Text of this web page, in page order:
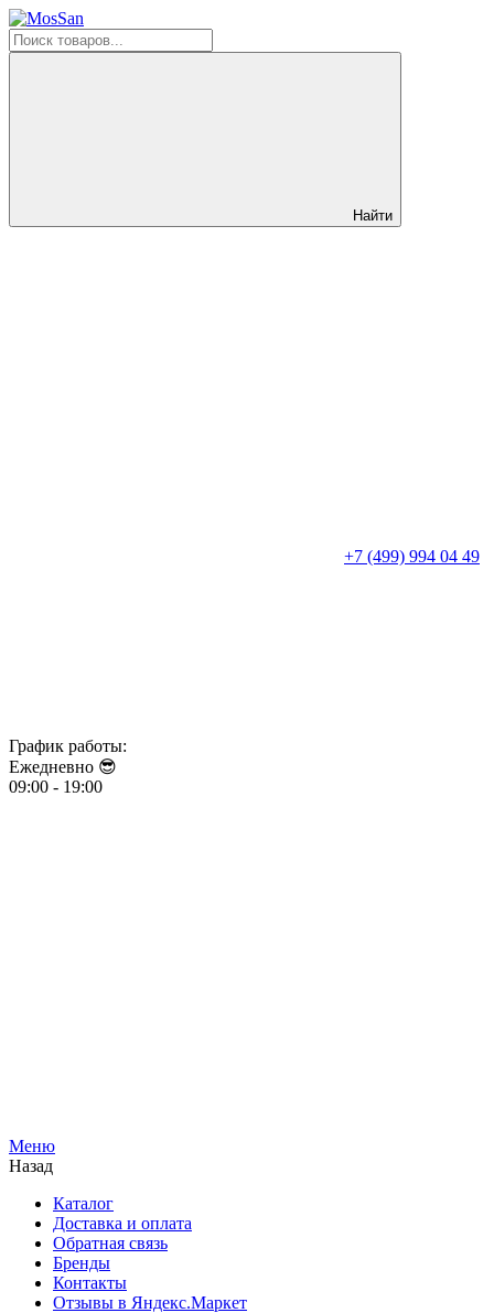
Найти
+7 (499) 994 04 49
График работы:
Ежедневно 😎​​​​​​​
09:00 - 19:00
Меню
Назад
Каталог
Доставка и оплата
Обратная связь
Бренды
Контакты
Отзывы в Яндекс.Маркет